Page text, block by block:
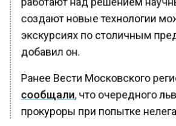
работают над решением
создают новые технологии
экскурсиях по столичным
добавил он.
Ранее Вести Московского
сообщали, что очередного
прокуроры при попытке